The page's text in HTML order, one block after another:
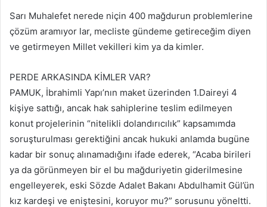
Sarı Muhalefet nerede niçin 400 mağdurun problemlerine
çözüm aramıyor lar, mecliste gündeme getireceğim diyen
ve getirmeyen Millet vekilleri kim ya da kimler.
PERDE ARKASINDA KİMLER VAR?
PAMUK, İbrahimli Yapı’nın maket üzerinden 1.Daireyi 4
kişiye sattığı, ancak hak sahiplerine teslim edilmeyen
konut projelerinin “nitelikli dolandırıcılık” kapsamımda
soruşturulması gerektiğini ancak hukuki anlamda bugüne
kadar bir sonuç alınamadığını ifade ederek, “Acaba birileri
ya da görünmeyen bir el bu mağduriyetin giderilmesine
engelleyerek, eski Sözde Adalet Bakanı Abdulhamit Gül’ün
kız kardeşi ve eniştesini, koruyor mu?” sorusunu yöneltti.